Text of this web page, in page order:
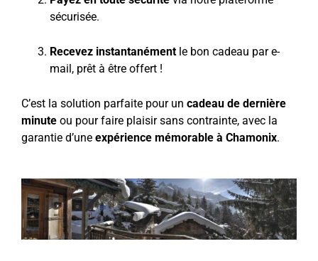
sécurisée.
Recevez instantanément le bon cadeau par e-
mail, prêt à être offert !
C’est la solution parfaite pour un cadeau de dernière
minute ou pour faire plaisir sans contrainte, avec la
garantie d’une expérience mémorable à Chamonix.